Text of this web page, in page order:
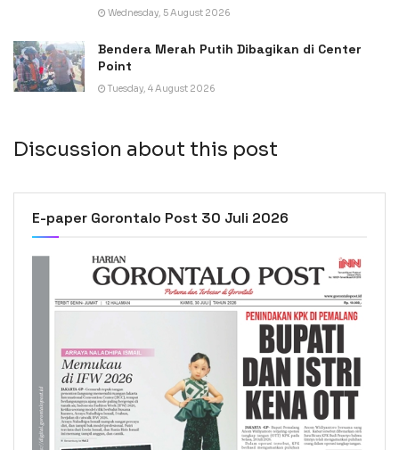
Wednesday, 5 August 2026
Bendera Merah Putih Dibagikan di Center
Point
Tuesday, 4 August 2026
Discussion about this post
E-paper Gorontalo Post 30 Juli 2026